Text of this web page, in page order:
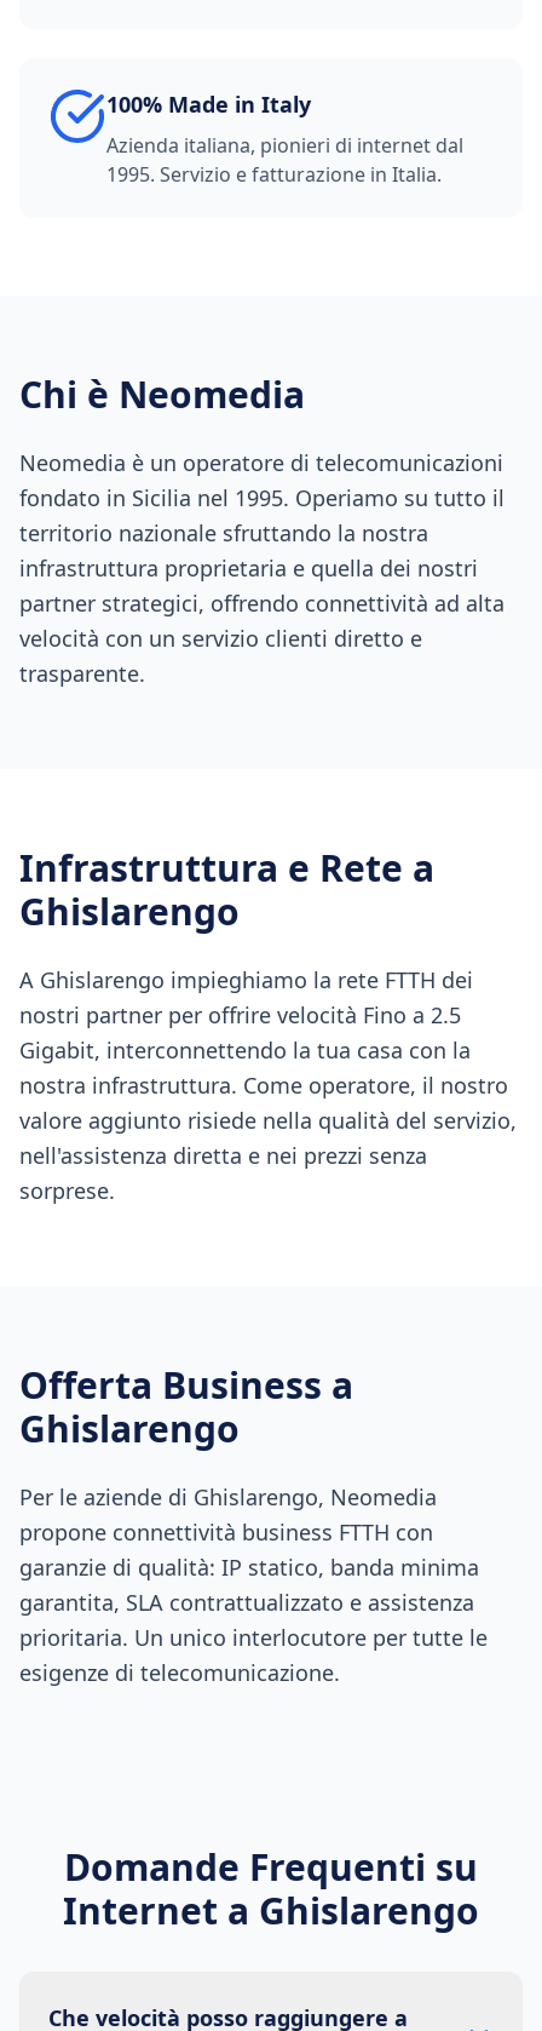
100% Made in Italy
Azienda italiana, pionieri di internet dal
1995. Servizio e fatturazione in Italia.
Chi è Neomedia
Neomedia è un operatore di telecomunicazioni
fondato in Sicilia nel 1995. Operiamo su tutto il
territorio nazionale sfruttando la nostra
infrastruttura proprietaria e quella dei nostri
partner strategici, offrendo connettività ad alta
velocità con un servizio clienti diretto e
trasparente.
Infrastruttura e Rete a
Ghislarengo
A Ghislarengo impieghiamo la rete FTTH dei
nostri partner per offrire velocità Fino a 2.5
Gigabit, interconnettendo la tua casa con la
nostra infrastruttura. Come operatore, il nostro
valore aggiunto risiede nella qualità del servizio,
nell'assistenza diretta e nei prezzi senza
sorprese.
Offerta Business a
Ghislarengo
Per le aziende di Ghislarengo, Neomedia
propone connettività business FTTH con
garanzie di qualità: IP statico, banda minima
garantita, SLA contrattualizzato e assistenza
prioritaria. Un unico interlocutore per tutte le
esigenze di telecomunicazione.
Domande Frequenti su
Internet a Ghislarengo
Che velocità posso raggiungere a